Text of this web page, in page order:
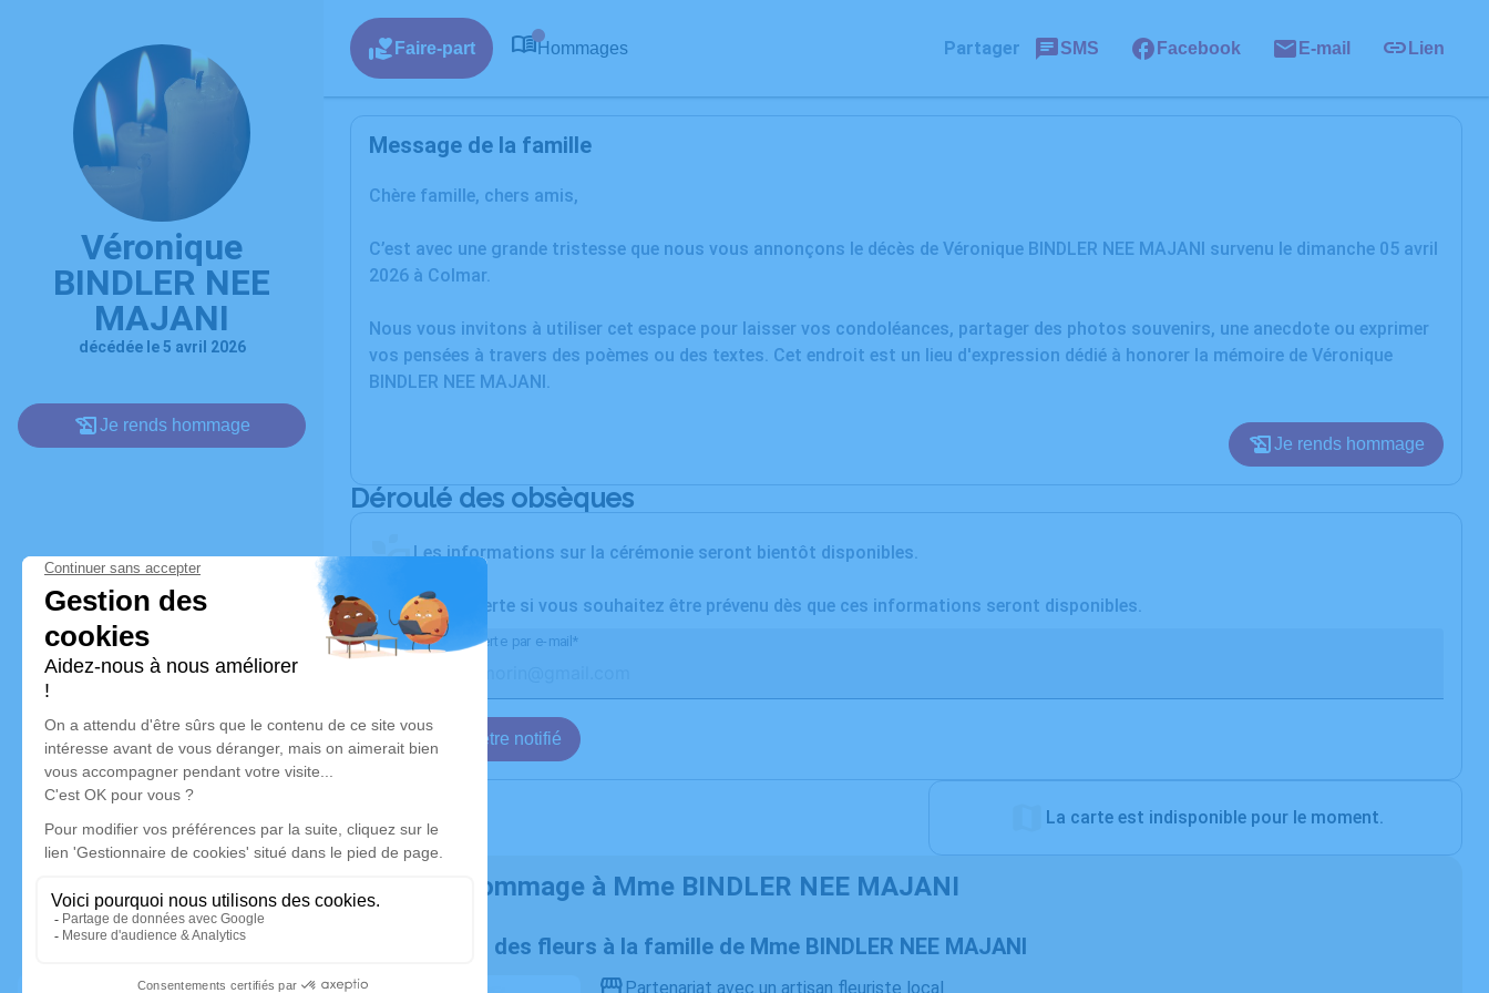
Véronique
BINDLER NEE
MAJANI
décédée le 5 avril 2026
Je rends hommage
Faire-part Hommages Partager SMS Facebook E-mail Lien
Message de la famille
Chère famille, chers amis,
C’est avec une grande tristesse que nous vous annonçons le décès de Véronique BINDLER NEE MAJANI survenu le dimanche 05 avril
2026 à Colmar.
Nous vous invitons à utiliser cet espace pour laisser vos condoléances, partager des photos souvenirs, une anecdote ou exprimer
vos pensées à travers des poèmes ou des textes. Cet endroit est un lieu d'expression dédié à honorer la mémoire de Véronique
BINDLER NEE MAJANI.
Je rends hommage
Déroulé des obsèques
Les informations sur la cérémonie seront bientôt disponibles.
Activez une alerte si vous souhaitez être prévenu dès que ces informations seront disponibles.
Recevoir une alerte par e-mail*
Je veux être notifié
La carte est indisponible pour le moment.
Rendez hommage à Mme BINDLER NEE MAJANI
Faites livrer des fleurs à la famille de Mme BINDLER NEE MAJANI
Partenariat avec un artisan fleuriste local